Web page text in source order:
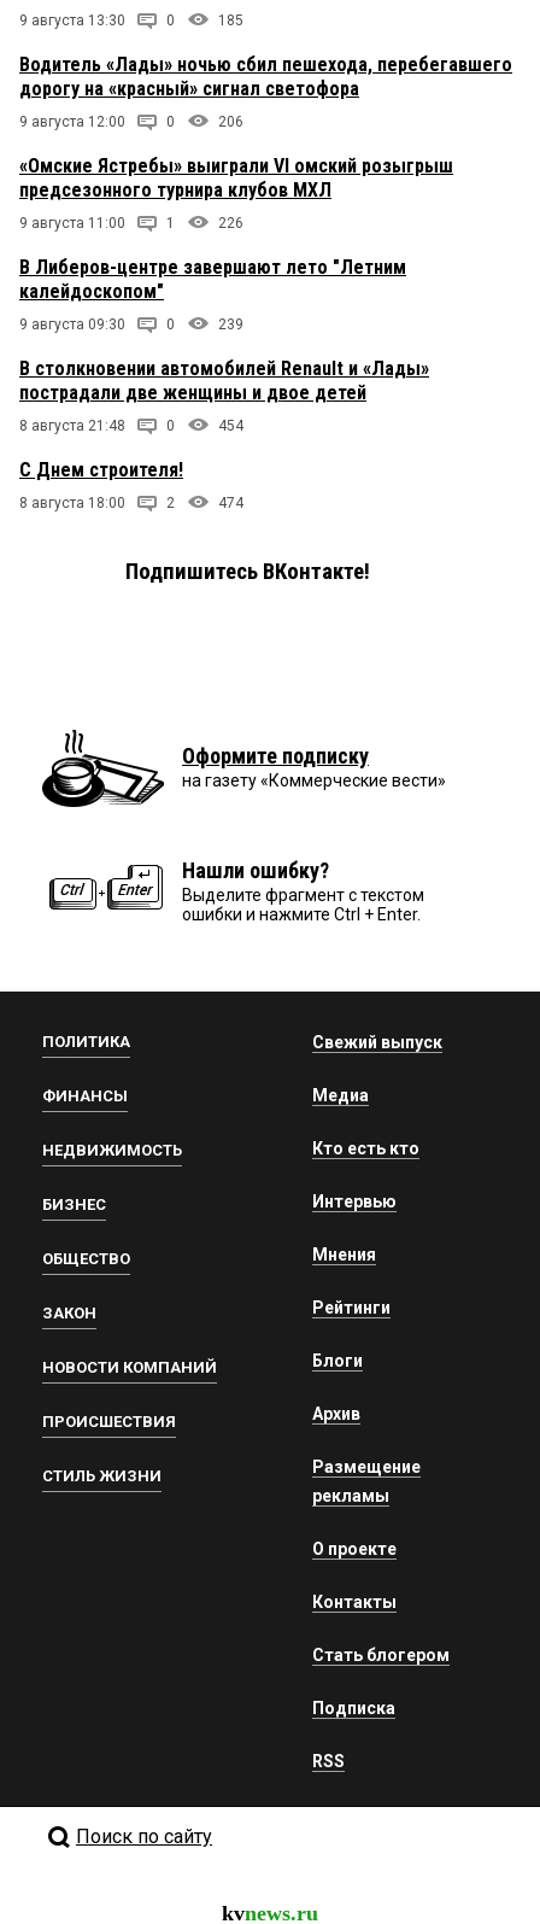
9 августа 13:30 0 185
Водитель «Лады» ночью сбил пешехода, перебегавшего
дорогу на «красный» сигнал светофора
9 августа 12:00 0 206
«Омские Ястребы» выиграли VI омский розыгрыш
предсезонного турнира клубов МХЛ
9 августа 11:00 1 226
В Либеров-центре завершают лето "Летним
калейдоскопом"
9 августа 09:30 0 239
В столкновении автомобилей Renault и «Лады»
пострадали две женщины и двое детей
8 августа 21:48 0 454
С Днем строителя!
8 августа 18:00 2 474
Подпишитесь ВКонтакте!
Оформите подписку
на газету «Коммерческие вести»
Нашли ошибку?
Выделите фрагмент с текстом
ошибки и нажмите Ctrl + Enter.
ПОЛИТИКА
ФИНАНСЫ
НЕДВИЖИМОСТЬ
БИЗНЕС
ОБЩЕСТВО
ЗАКОН
НОВОСТИ КОМПАНИЙ
ПРОИСШЕСТВИЯ
СТИЛЬ ЖИЗНИ
Свежий выпуск
Медиа
Кто есть кто
Интервью
Мнения
Рейтинги
Блоги
Архив
Размещение
рекламы
О проекте
Контакты
Стать блогером
Подписка
RSS
Поиск по сайту
kvnews.ru